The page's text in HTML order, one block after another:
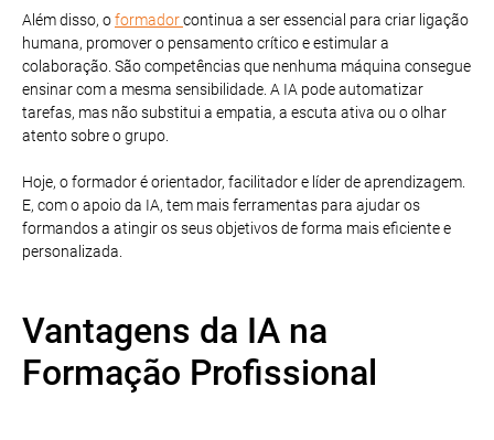
Além disso, oformadorcontinua a ser essencial para criar ligação
humana, promover o pensamento crítico e estimular a
colaboração. São competências que nenhuma máquina consegue
ensinar com a mesma sensibilidade. A IA pode automatizar
tarefas, mas não substitui a empatia, a escuta ativa ou o olhar
atento sobre o grupo.
Hoje, o formador é orientador, facilitador e líder de aprendizagem.
E, com o apoio da IA, tem mais ferramentas para ajudar os
formandos a atingir os seus objetivos de forma mais eficiente e
personalizada.
Vantagens da IA na
Formação Profissional